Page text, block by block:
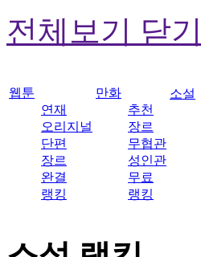
전체보기 닫기
웹툰
연재
오리지널
단편
장르
완결
랭킹
만화
추천
장르
무협관
성인관
무료
랭킹
소설